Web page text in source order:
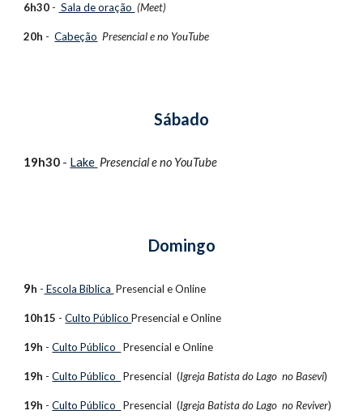
6h30 - Sala de oração (Meet)
20h -Cabeção Presencial e no YouTube
Sábado
19h30 - Lake Presencial e no YouTube
Domingo
9h - Escola Bíblica Presencial eOnline
10h15 -Culto PúblicoPresencial eOnline
19h -Culto Público Presencial eOnline
19h -Culto Público Presencial (Igreja Batista do Lago no Basevi)
19h -Culto Público Presencial (Igreja Batista do Lago no Reviver)